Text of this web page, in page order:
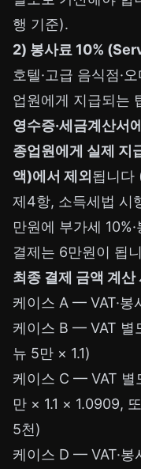
행 기준).
2) 봉사료 10%
호텔·고급 음식점·
업원에게 지급되는
영수증·세금계산서
종업원에게 실제 지
액)에서 제외 됩니다
제4항, 소득세법 시
만원에 부가세
결제는 6만원이 됩
최종 결제 금액 계
케이스 A — VAT·봉
케이스 B — VAT 별
뉴 5만 × 1.1)
케이스 C — VAT 별
만 × 1.1 × 1.0909,
5천)
케이스 D — VAT·봉